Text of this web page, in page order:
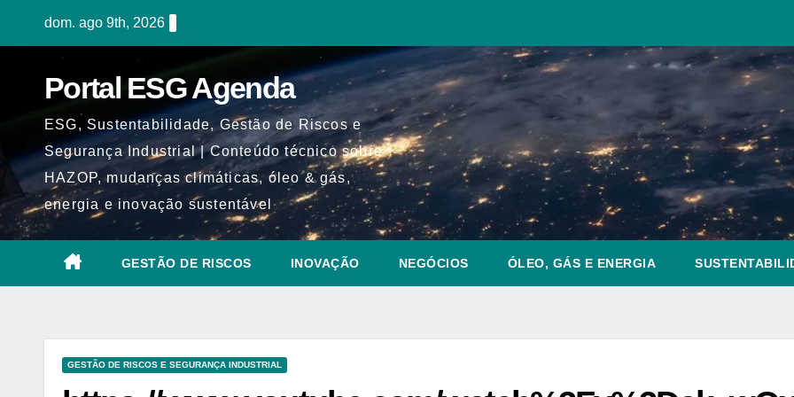
dom. ago 9th, 2026
Portal ESG Agenda
ESG, Sustentabilidade, Gestão de Riscos e
Segurança Industrial | Conteúdo técnico sobre
HAZOP, mudanças climáticas, óleo & gás,
energia e inovação sustentável
GESTÃO DE RISCOS INOVAÇÃO NEGÓCIOS ÓLEO, GÁS E ENERGIA
GESTÃO DE RISCOS E SEGURANÇA INDUSTRIAL